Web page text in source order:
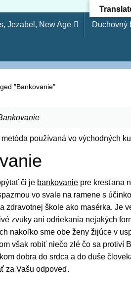
svojvoľnosť je (ako)
Jezabel, New Age Duchovný
"Bankovanie"
používaná vo východných
či je bankovanie pre kresťana
vo svale na ramene s
zdravotnej škole ako masérka. Je
zvuky ani odriekania nejakých
nakoľko sme obe ženy žijúce v
však robiť niečo zlé čo sa protiví
dobra do srdca a do duše
za Vašu odpoveď.